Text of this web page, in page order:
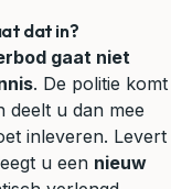
dat in?
gaat niet
. De politie komt
deelt u dan mee
inleveren. Levert
u een nieuw